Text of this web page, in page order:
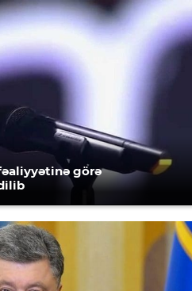
görə